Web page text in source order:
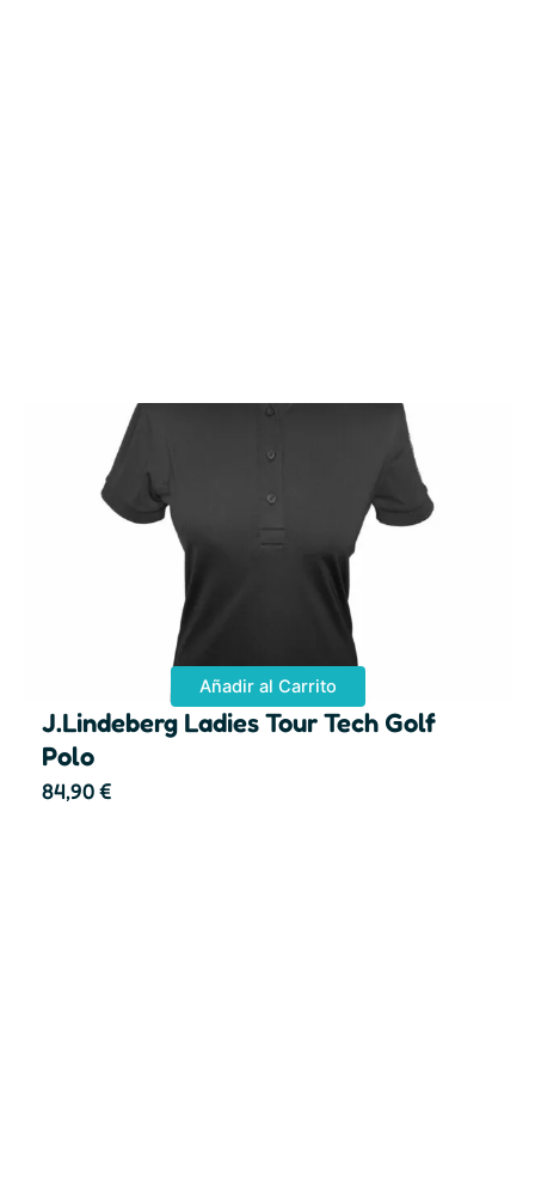
Añadir al Carrito
J.Lindeberg Ladies Tour Tech Golf
Polo
84,90€